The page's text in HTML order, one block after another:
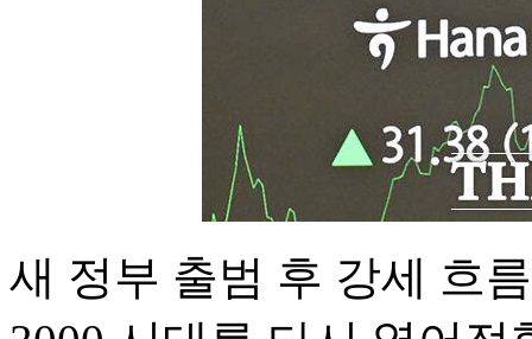
새 정부 출범 후 강세 흐